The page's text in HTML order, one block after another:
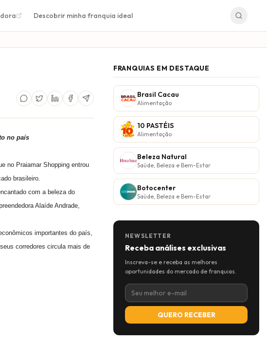
Descobrir minha franquia ideal
no país
no Praiamar Shopping entrou
brasileiro.
com a beleza do
Alaíde Andrade,
importantes do país,
corredores circula mais de
FRANQUIAS EM DESTAQUE
Brasil Cacau
Alimentação
10 PASTÉIS
Alimentação
Beleza Natural
Saúde, Beleza e Bem-Estar
Botocenter
Saúde, Beleza e Bem-Estar
NEWSLETTER
Receba análises exclusivas
Inscreva-se e receba as melhores
oportunidades do mercado de franquias.
QUERO RECEBER